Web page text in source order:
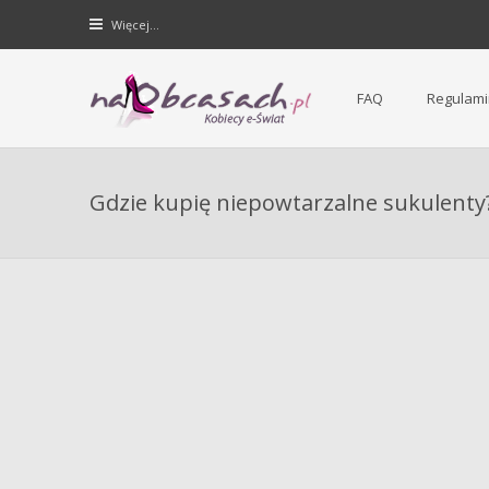
Więcej…
Forum dla kobiet | NaObcasach.pl
FAQ
Gdzie kupię niepowtarzalne